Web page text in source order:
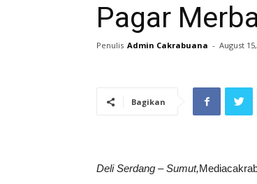
Pagar
Penulis Admin Cakrabuana - August
Bagikan
Deli Serdang – Sumut,